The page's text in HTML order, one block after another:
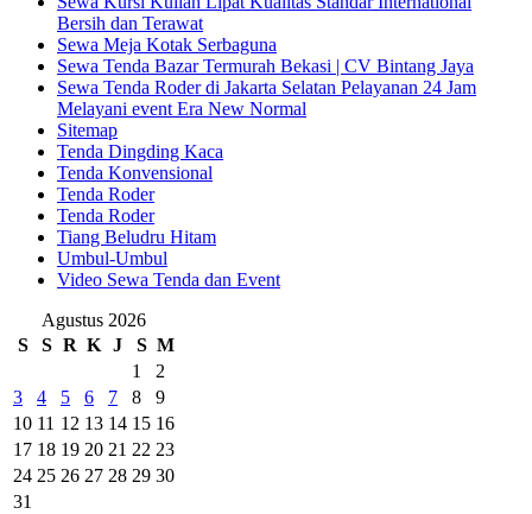
Bersih dan Terawat
Sewa Meja Kotak Serbaguna
Sewa Tenda Bazar Termurah Bekasi | CV Bintang Jaya
Sewa Tenda Roder di Jakarta Selatan Pelayanan 24 Jam
Melayani event Era New Normal
Sitemap
Tenda Dingding Kaca
Tenda Konvensional
Tenda Roder
Tenda Roder
Tiang Beludru Hitam
Umbul-Umbul
Video Sewa Tenda dan Event
Agustus 2026
S
S R K J S M
1
2
3
4 5 6 7 8
9
10 11 12 13 14 15 16
17 18 19 20 21 22 23
24 25 26 27 28 29 30
31